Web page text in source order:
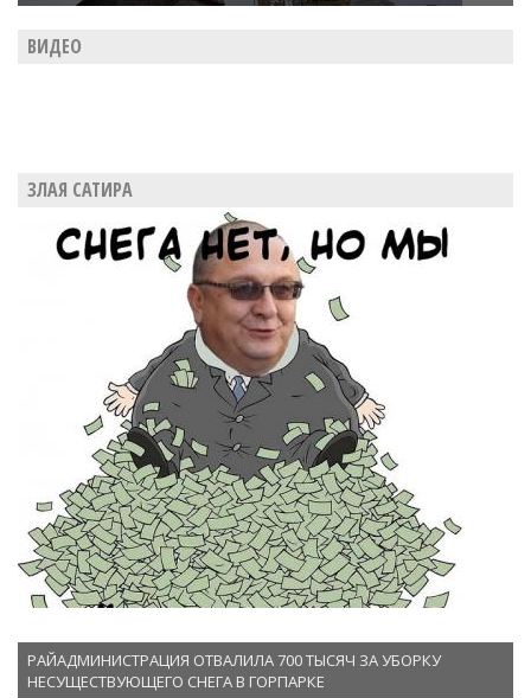
ВИДЕО
ЗЛАЯ САТИРА
РАЙАДМИНИСТРАЦИЯ ОТВАЛИЛА 700 ТЫСЯЧ ЗА УБОРКУ
НЕСУЩЕСТВУЮЩЕГО СНЕГА В ГОРПАРКЕ